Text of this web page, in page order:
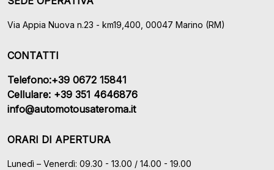
Via Appia Nuova n.23 - km19,400, 00047 Marino (RM)
CONTATTI
Telefono:+39 0672 15841
Cellulare: +39 351 4646876
info@automotousateroma.it
ORARI DI APERTURA
Lunedì – Venerdì: 09.30 - 13.00 / 14.00 - 19.00